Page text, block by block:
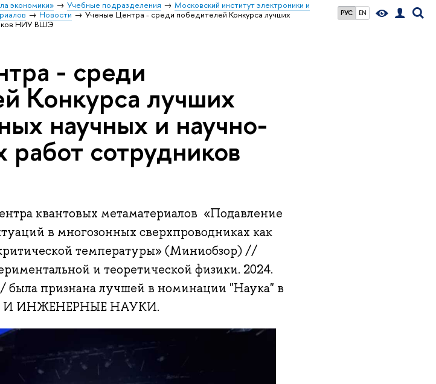
РУС EN
экономики» Учебные подразделения
Московский институт электроники и
Новости
Ученые Центра - среди победителей Конкурса лучших
НИУ ВШЭ
- среди
Конкурса лучших
научных и научно-
работ сотрудников
квантовых метаматериалов «Подавление
в многозонных сверхпроводниках как
температуры» (Миниобзор) //
и теоретической физики. 2024.
была признана лучшей в номинации "Наука" в
И ИНЖЕНЕРНЫЕ НАУКИ.